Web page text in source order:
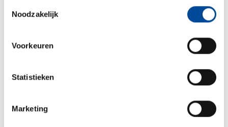
Noodzakelijk
Voorkeuren
Statistieken
Marketing